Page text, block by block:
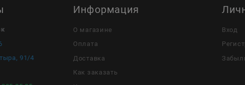
91/4
Информация
О магазине
Оплата
Доставка
Как заказать
Вход